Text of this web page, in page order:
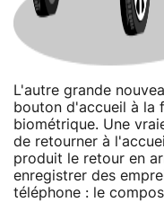
L'autre grande
bouton d'accueil à la
biométrique. Une
de retourner à
produit le retour en
enregistrer des
téléphone : le